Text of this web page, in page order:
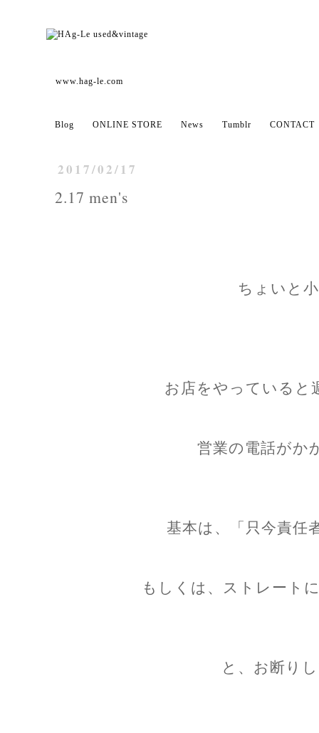
www.hag-le.com
Blog ONLINE STORE News Tumblr CONTACT
2017/02/17
2.17 men's
ちょいと
お店をやっていると
営業の電話がか
基本は、「只今責任
もしくは、ストレート
と、お断り